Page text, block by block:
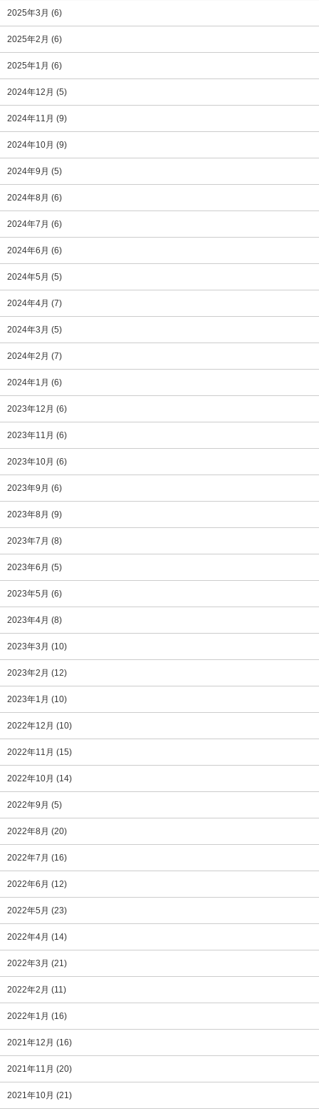
2025年3月 (6)
2025年2月 (6)
2025年1月 (6)
2024年12月 (5)
2024年11月 (9)
2024年10月 (9)
2024年9月 (5)
2024年8月 (6)
2024年7月 (6)
2024年6月 (6)
2024年5月 (5)
2024年4月 (7)
2024年3月 (5)
2024年2月 (7)
2024年1月 (6)
2023年12月 (6)
2023年11月 (6)
2023年10月 (6)
2023年9月 (6)
2023年8月 (9)
2023年7月 (8)
2023年6月 (5)
2023年5月 (6)
2023年4月 (8)
2023年3月 (10)
2023年2月 (12)
2023年1月 (10)
2022年12月 (10)
2022年11月 (15)
2022年10月 (14)
2022年9月 (5)
2022年8月 (20)
2022年7月 (16)
2022年6月 (12)
2022年5月 (23)
2022年4月 (14)
2022年3月 (21)
2022年2月 (11)
2022年1月 (16)
2021年12月 (16)
2021年11月 (20)
2021年10月 (21)